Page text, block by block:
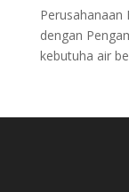
Perusahanaan
dengan
kebutuha air